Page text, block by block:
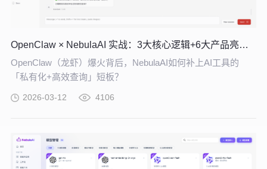
OpenClaw × NebulaAI 实战：3大核心逻辑+6大产品亮点，企业 AI 提效必看
OpenClaw（龙虾）爆火背后，NebulaAI如何补上AI工具的
「私有化+高效查询」短板？
2026-03-12 4106